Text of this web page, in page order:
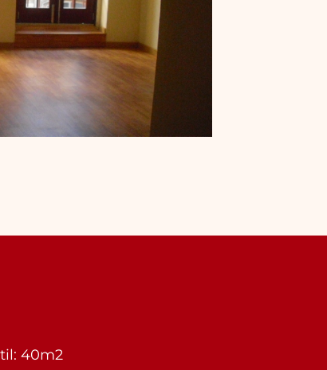
40m2